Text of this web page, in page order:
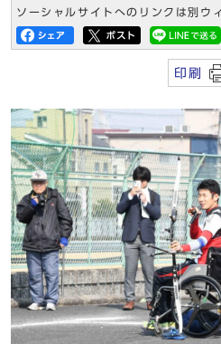
ソーシャルサイトへのリンクは別ウ
印刷